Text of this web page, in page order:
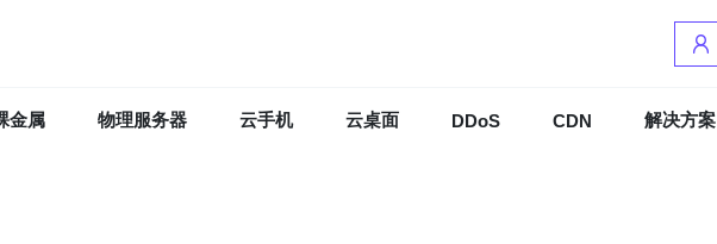
金属 物理服务器 云手机 云桌面 DDoS CDN 解决方案